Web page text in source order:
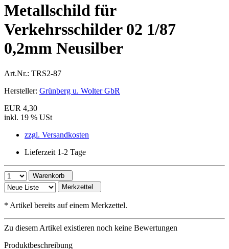
Metallschild für
Verkehrsschilder 02 1/87
0,2mm Neusilber
Art.Nr.: TRS2-87
Hersteller: Grünberg u. Wolter GbR
EUR 4,30
inkl. 19 % USt
zzgl. Versandkosten
Lieferzeit 1-2 Tage
Warenkorb
Merkzettel
* Artikel bereits auf einem Merkzettel.
Zu diesem Artikel existieren noch keine Bewertungen
Produktbeschreibung